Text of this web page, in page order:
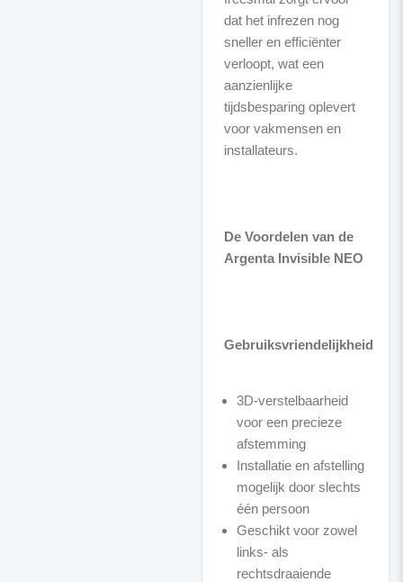
dat het infrezen nog
sneller en efficiënter
verloopt, wat een
aanzienlijke
tijdsbesparing oplevert
voor vakmensen en
installateurs.
De Voordelen van de
Argenta Invisible NEO
Gebruiksvriendelijkheid
3D-verstelbaarheid
voor een precieze
afstemming
Installatie en afstelling
mogelijk door slechts
één persoon
Geschikt voor zowel
links- als
rechtsdraaiende